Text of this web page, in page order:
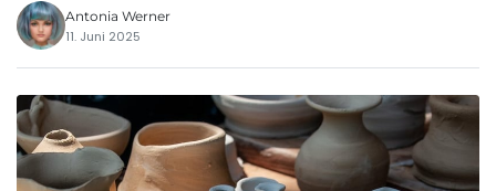
Antonia Werner
11. Juni 2025